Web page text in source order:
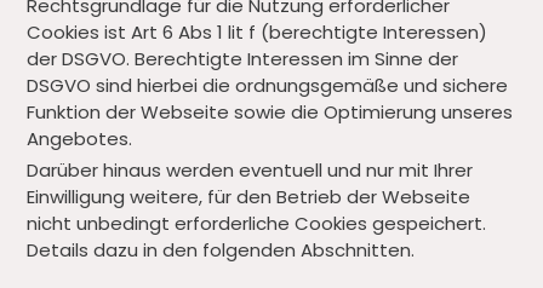
Rechtsgrundlage für die Nutzung erforderlicher
Cookies ist Art 6 Abs 1 lit f (berechtigte Interessen)
der DSGVO. Berechtigte Interessen im Sinne der
DSGVO sind hierbei die ordnungsgemäße und sichere
Funktion der Webseite sowie die Optimierung unseres
Angebotes.
Darüber hinaus werden eventuell und nur mit Ihrer
Einwilligung weitere, für den Betrieb der Webseite
nicht unbedingt erforderliche Cookies gespeichert.
Details dazu in den folgenden Abschnitten.